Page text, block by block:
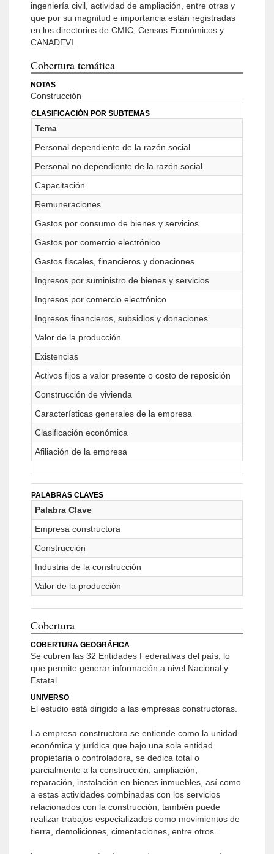
ingeniería civil, actividad de ampliación, entre otras y
que por su magnitud e importancia están registradas
en los directorios de CMIC, Censos Económicos y
CANADEVI.
Cobertura temática
NOTAS
Construcción
CLASIFICACIÓN POR SUBTEMAS
Tema
Personal dependiente de la razón social
Personal no dependiente de la razón social
Capacitación
Remuneraciones
Gastos por consumo de bienes y servicios
Gastos por comercio electrónico
Gastos fiscales, financieros y donaciones
Ingresos por suministro de bienes y servicios
Ingresos por comercio electrónico
Ingresos financieros, subsidios y donaciones
Valor de la producción
Existencias
Activos fijos a valor presente o costo de reposición
Construcción de vivienda
Características generales de la empresa
Clasificación económica
Afiliación de la empresa
PALABRAS CLAVES
Palabra Clave
Empresa constructora
Construcción
Industria de la construcción
Valor de la producción
Cobertura
COBERTURA GEOGRÁFICA
Se cubren las 32 Entidades Federativas del país, lo
que permite generar información a nivel Nacional y
Estatal.
UNIVERSO
El estudio está dirigido a las empresas constructoras.
La empresa constructora se entiende como la unidad
económica y jurídica que bajo una sola entidad
propietaria o controladora, se dedica total o
parcialmente a la construcción, ampliación,
reparación, instalación en bienes inmuebles, así como
a estas actividades combinadas con los servicios
relacionados con la construcción; también puede
realizar trabajos especializados como movimientos de
tierra, demoliciones, cimentaciones, entre otros.